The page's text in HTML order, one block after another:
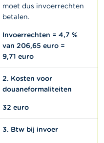
moet dus invoerrechten
betalen.
Invoerrechten = 4,7 %
van 206,65 euro =
9,71 euro
2. Kosten voor
douaneformaliteiten
32 euro
3. Btw bij invoer